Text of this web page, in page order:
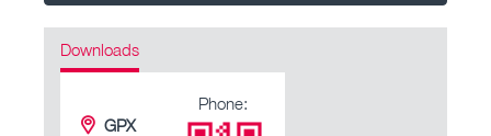
Downloads
GPX
Phone: